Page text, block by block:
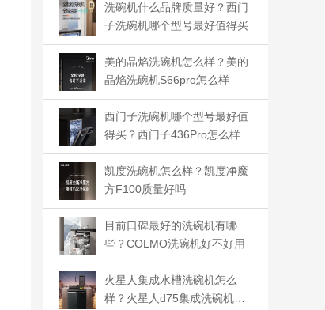
洗碗机什么品牌质量好？西门
子洗碗机哪个型号最好值得买
美的晶焰洗碗机怎么样？美的
晶焰洗碗机S66pro怎么样
西门子洗碗机哪个型号最好值
得买？西门子436Pro怎么样
凯度洗碗机怎么样？凯度净魔
方F100质量好吗
目前口碑最好的洗碗机有哪
些？COLMO洗碗机好不好用
火星人集成水槽洗碗机怎么
样？火星人d75集成洗碗机好